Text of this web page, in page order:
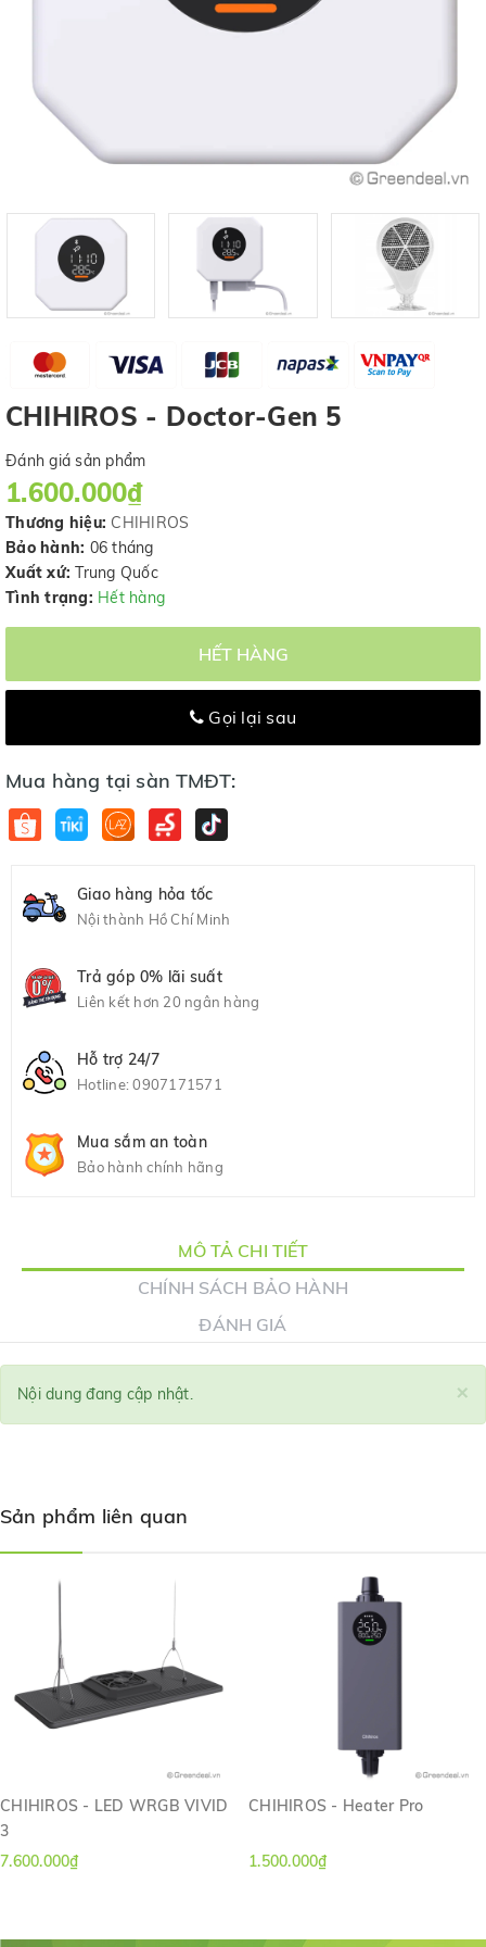
CHIHIROS - Doctor-Gen 5
Đánh giá sản phẩm
1.600.000₫
Thương hiệu: CHIHIROS
Bảo hành: 06 tháng
Xuất xứ: Trung Quốc
Tình trạng: Hết hàng
HẾT HÀNG
Gọi lại sau
Mua hàng tại sàn TMĐT:
Giao hàng hỏa tốc
Nội thành Hồ Chí Minh
Trả góp 0% lãi suất
Liên kết hơn 20 ngân hàng
Hỗ trợ 24/7
Hotline:0907171571
Mua sắm an toàn
Bảo hành chính hãng
MÔ TẢ CHI TIẾT
CHÍNH SÁCH BẢO HÀNH
ĐÁNH GIÁ
×
Nội dung đang cập nhật.
Sản phẩm liên quan
CHIHIROS - LED WRGB VIVID
3
7.600.000₫
CHIHIROS - Heater Pro
1.500.000₫